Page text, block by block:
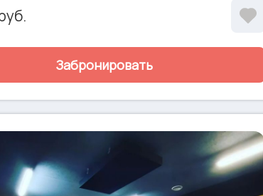
записи на компьютер через usb • Планшет Apple
установка Lidwig Element (бас-бочка 22, томы
Aguilar ToneHammer 350 + Peavey 1*15 cab •
пианино Casio CDP-130 с молоточковой
клавиш), предоставляется в аренду • Микрофоны
Забронировать